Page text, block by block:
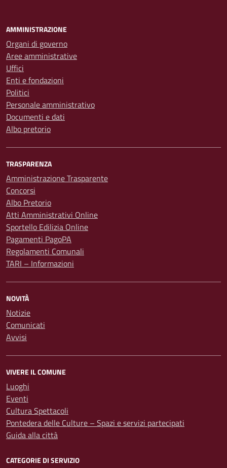
AMMINISTRAZIONE
Organi di governo
Aree amministrative
Uffici
Enti e fondazioni
Politici
Personale amministrativo
Documenti e dati
Albo pretorio
TRASPARENZA
Amministrazione Trasparente
Concorsi
Albo Pretorio
Atti Amministrativi Online
Sportello Edilizia Online
Pagamenti PagoPA
Regolamenti Comunali
TARI – Informazioni
NOVITÀ
Notizie
Comunicati
Avvisi
VIVERE IL COMUNE
Luoghi
Eventi
Cultura Spettacoli
Pontedera delle Culture – Spazi e servizi partecipati
Guida alla città
CATEGORIE DI SERVIZIO